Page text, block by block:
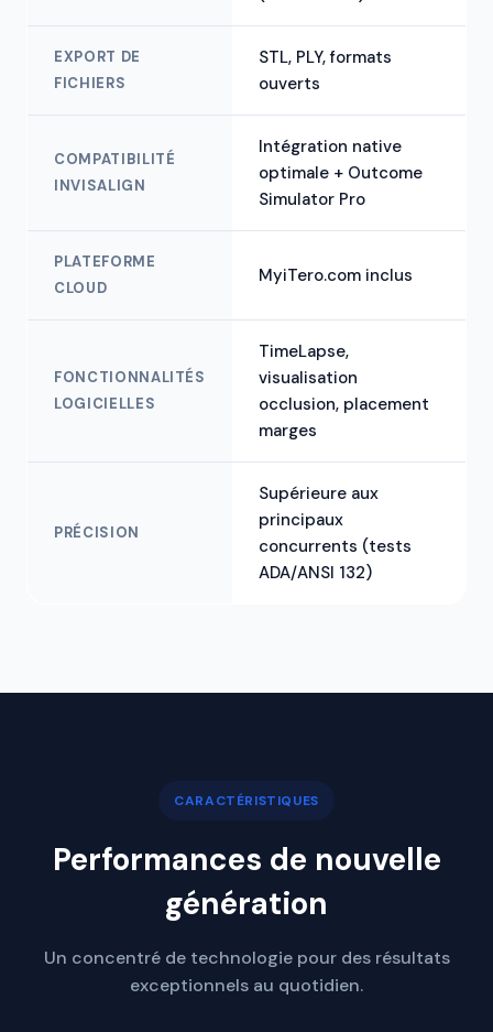
EXPORT DE
FICHIERS
STL, PLY, formats
ouverts
COMPATIBILITÉ
INVISALIGN
Intégration native
optimale + Outcome
Simulator Pro
PLATEFORME
CLOUD
MyiTero.com inclus
FONCTIONNALITÉS
LOGICIELLES
TimeLapse,
visualisation
occlusion, placement
marges
PRÉCISION
Supérieure aux
principaux
concurrents (tests
ADA/ANSI 132)
CARACTÉRISTIQUES
Performances de nouvelle
génération
Un concentré de technologie pour des résultats
exceptionnels au quotidien.